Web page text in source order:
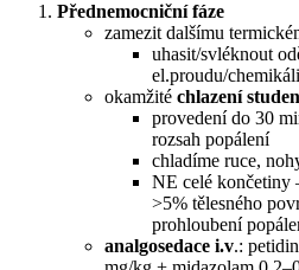
Přednemocniční fáze
zamezit dalšímu
uhasit/svléknout
el.proudu/
okamžité chlazení
provedení do 30
rozsah popálení
chladíme ruce,
NE celé končetiny
>5% tělesného
prohloubení
analgosedace i.v.: